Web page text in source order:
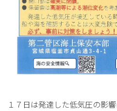
１７日は発達した低気圧の影